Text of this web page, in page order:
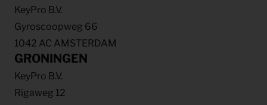
KeyPro B.V.
Gyroscoopweg 66
1042 AC AMSTERDAM
GRONINGEN
KeyPro B.V.
Rigaweg 12